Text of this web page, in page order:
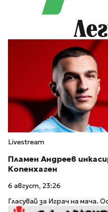
Livestream
Пламен Андреев
Копенхаген
6 август, 23:26
Гласувай за Играч на мача.